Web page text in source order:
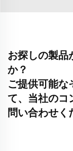
お探しの製品
か？
ご提供可能な
て、当社のコ
問い合わせく